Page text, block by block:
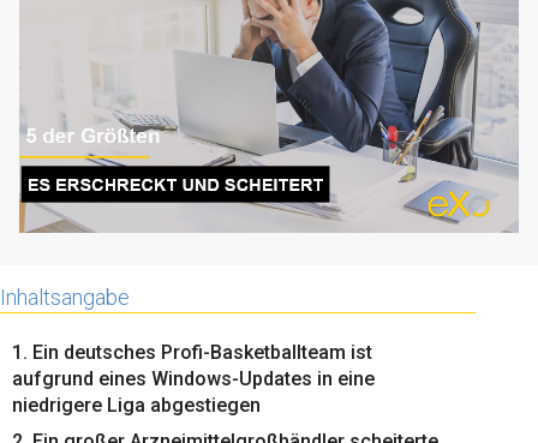
Über uns
Karriere
Ressourcen-Center
Blog
Kontakt
Testen Sie eXo
Inhaltsangabe
1. Ein deutsches Profi-Basketballteam ist
aufgrund eines Windows-Updates in eine
niedrigere Liga abgestiegen